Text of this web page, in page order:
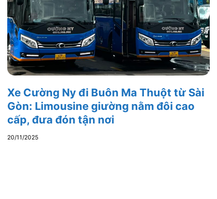
Xe Cường Ny đi Buôn Ma Thuột từ Sài
Gòn: Limousine giường nằm đôi cao
cấp, đưa đón tận nơi
20/11/2025